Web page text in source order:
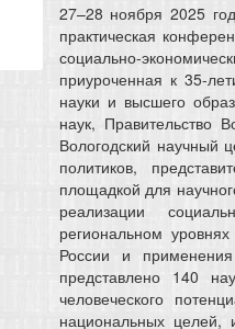
27–28 ноября 2025
практическая
социально-
приуроченная к 35-
науки и высшего
наук, Правительство
Вологодский научный
политиков,
площадкой для
реализации
региональном
России и
представлено 140
человеческого
национальных целей,